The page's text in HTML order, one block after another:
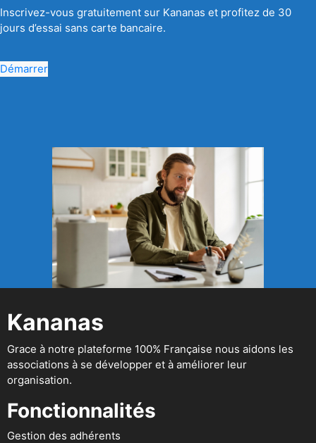
Inscrivez-vous gratuitement sur Kananas et profitez de 30
jours d’essai sans carte bancaire.
Démarrer
Kananas
Grace à notre plateforme 100% Française nous aidons les
associations à se développer et à améliorer leur
organisation.
Fonctionnalités
Gestion des adhérents